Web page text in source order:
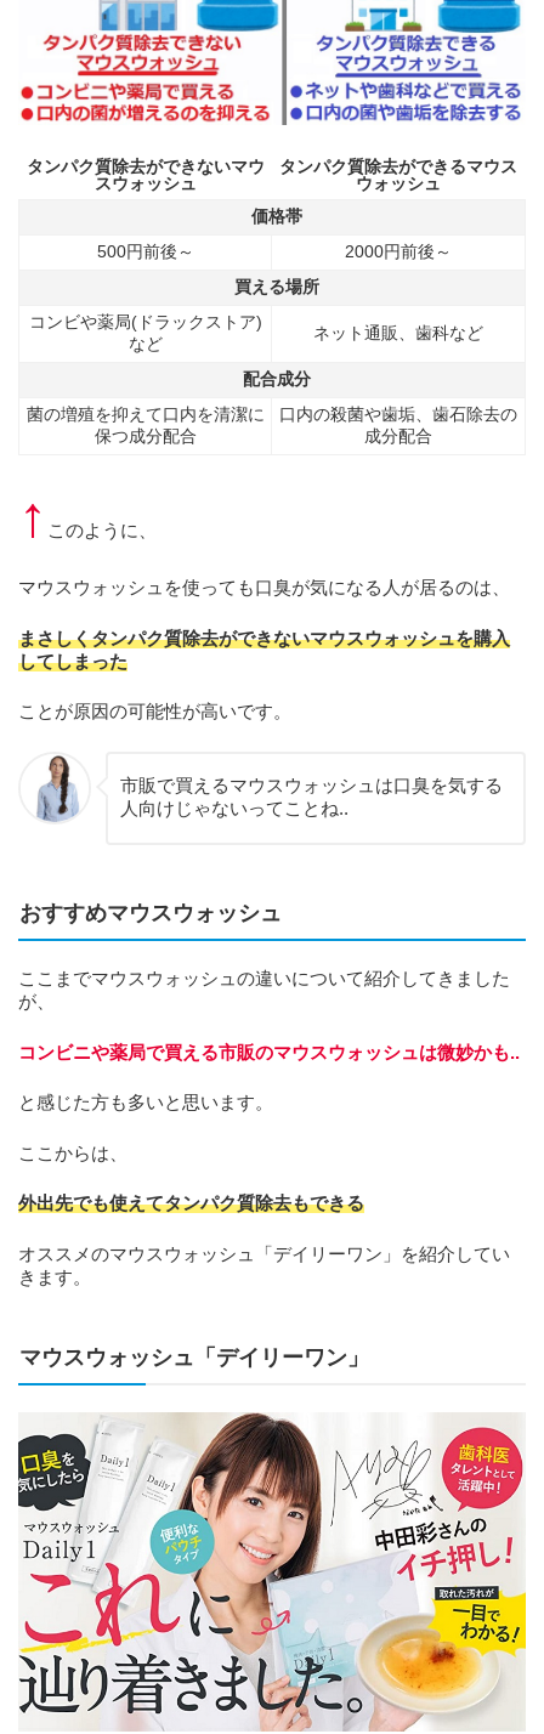
タンパク質除去ができないマウ
スウォッシュ
タンパク質除去ができるマウス
ウォッシュ
価格帯
500円前後～
2000円前後～
買える場所
コンビや薬局(ドラックストア)
など
ネット通販、歯科など
配合成分
菌の増殖を抑えて口内を清潔に
保つ成分配合
口内の殺菌や歯垢、歯石除去の
成分配合
↑ このように、
マウスウォッシュを使っても口臭が気になる人が居るのは、
まさしくタンパク質除去ができないマウスウォッシュを購入
してしまった
ことが原因の可能性が高いです。
市販で買えるマウスウォッシュは口臭を気する
人向けじゃないってことね..
おすすめマウスウォッシュ
ここまでマウスウォッシュの違いについて紹介してきました
が、
コンビニや薬局で買える市販のマウスウォッシュは微妙かも..
と感じた方も多いと思います。
ここからは、
外出先でも使えてタンパク質除去もできる
オススメのマウスウォッシュ「デイリーワン」を紹介してい
きます。
マウスウォッシュ「デイリーワン」